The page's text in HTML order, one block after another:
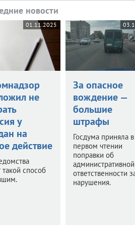
новости
01.11.2025
не
у
на
действие
такой способ
За опасное
вождение —
большие
штрафы
Госдума приняла в
первом чтении
поправки об
административной
ответственности
нарушения.